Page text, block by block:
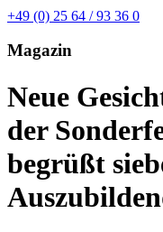
+49 (0) 25 64 / 93 36 0
Magazin
Neue
der
begrüßt